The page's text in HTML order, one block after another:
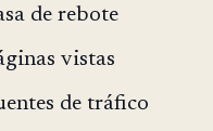
de rebote
vistas
de tráfico